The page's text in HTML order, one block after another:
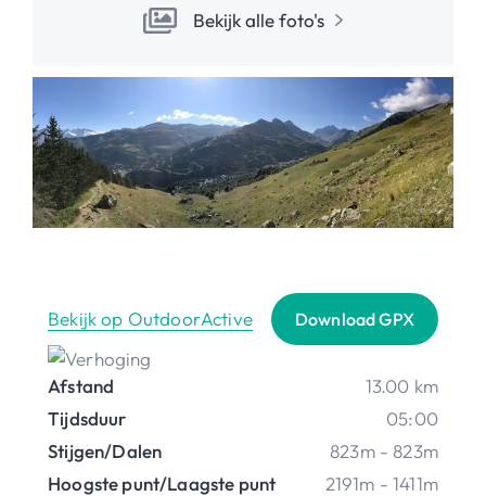
Bekijk alle foto's
Bekijk op OutdoorActive Download GPX
Afstand
13.00 km
Tijdsduur
05:00
Stijgen/Dalen
823m - 823m
Hoogste punt/Laagste punt
2191m - 1411m